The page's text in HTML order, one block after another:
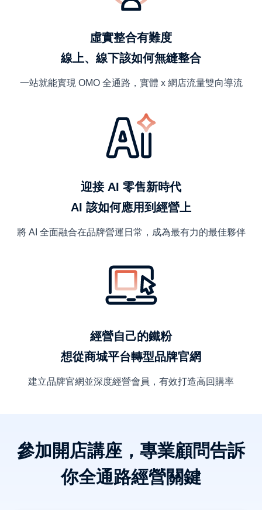
虛實整合有難度
線上、線下該如何無縫整合
一站就能實現 OMO 全通路，實體 x 網店流量雙向導流
迎接 AI 零售新時代
AI 該如何應用到經營上
將 AI 全面融合在品牌營運日常，成為最有力的最佳夥伴
經營自己的鐵粉
想從商城平台轉型品牌官網
建立品牌官網並深度經營會員，有效打造高回購率
參加開店講座，專業顧問告訴
你全通路經營關鍵